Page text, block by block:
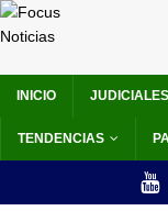
INICIO JUDICIALES
TENDENCIAS